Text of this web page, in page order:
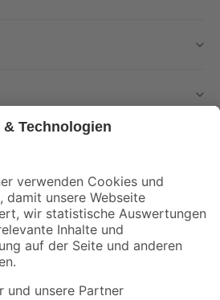
und Aktionen mehr verpassen!